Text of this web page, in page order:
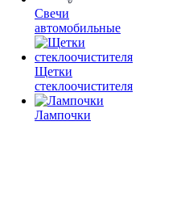
Свечи
автомобильные
Щетки
стеклоочистителя
Лампочки